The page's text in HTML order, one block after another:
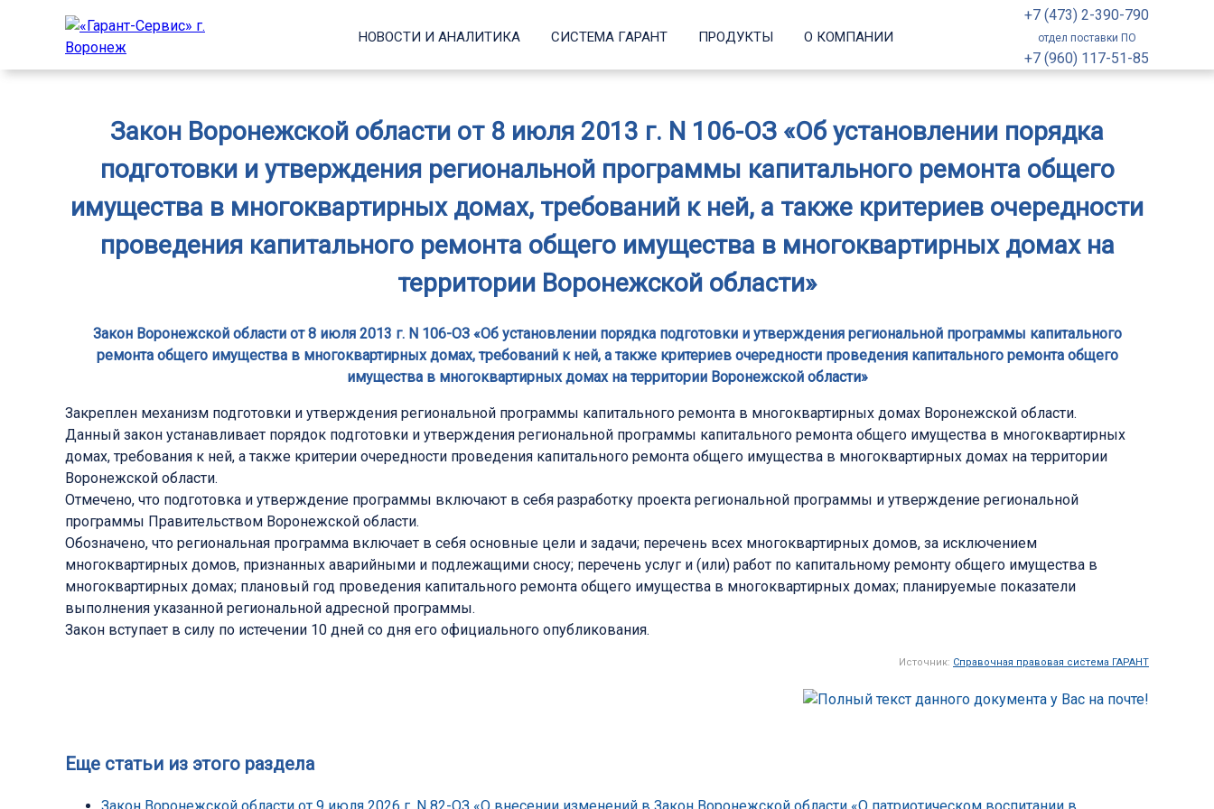
НОВОСТИ И АНАЛИТИКА СИСТЕМА ГАРАНТ ПРОДУКТЫ О КОМПАНИИ
+7 (473) 2-390-790
отдел поставки ПО
+7 (960) 117-51-85
Закон Воронежской области от 8 июля 2013 г. N 106-ОЗ «Об установлении порядка
подготовки и утверждения региональной программы капитального ремонта общего
имущества в многоквартирных домах, требований к ней, а также критериев очередности
проведения капитального ремонта общего имущества в многоквартирных домах на
территории Воронежской области»
Закон Воронежской области от 8 июля 2013 г. N 106-ОЗ «Об установлении порядка подготовки и утверждения региональной программы капитального
ремонта общего имущества в многоквартирных домах, требований к ней, а также критериев очередности проведения капитального ремонта общего
имущества в многоквартирных домах на территории Воронежской области»
Закреплен механизм подготовки и утверждения региональной программы капитального ремонта в многоквартирных домах Воронежской области.
Данный закон устанавливает порядок подготовки и утверждения региональной программы капитального ремонта общего имущества в многоквартирных
домах, требования к ней, а также критерии очередности проведения капитального ремонта общего имущества в многоквартирных домах на территории
Воронежской области.
Отмечено, что подготовка и утверждение программы включают в себя разработку проекта региональной программы и утверждение региональной
программы Правительством Воронежской области.
Обозначено, что региональная программа включает в себя основные цели и задачи; перечень всех многоквартирных домов, за исключением
многоквартирных домов, признанных аварийными и подлежащими сносу; перечень услуг и (или) работ по капитальному ремонту общего имущества в
многоквартирных домах; плановый год проведения капитального ремонта общего имущества в многоквартирных домах; планируемые показатели
выполнения указанной региональной адресной программы.
Закон вступает в силу по истечении 10 дней со дня его официального опубликования.
Источник: Справочная правовая система ГАРАНТ
Еще статьи из этого раздела